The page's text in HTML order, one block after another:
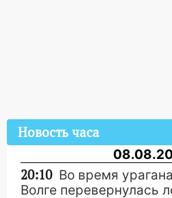
Новость часа
20:10 Во время
Волге перевернулась